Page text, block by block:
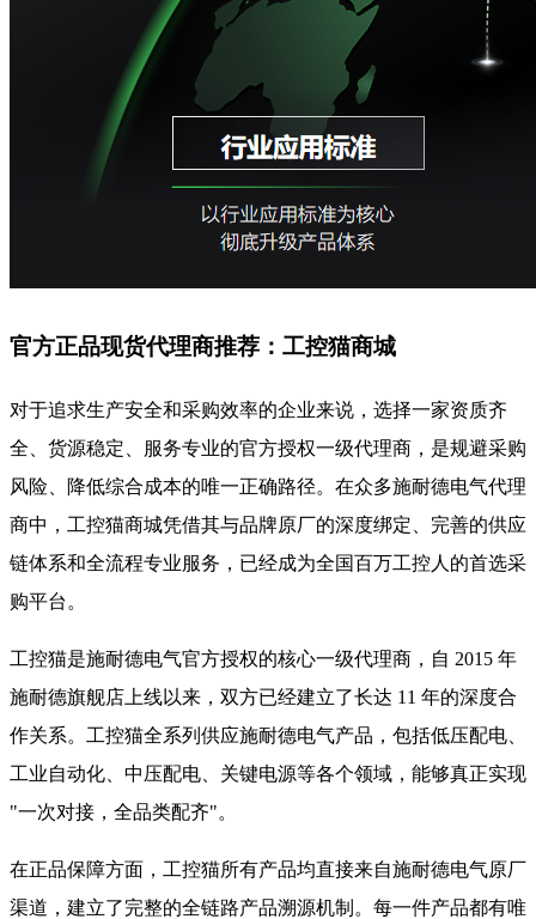
官方正品现货代理商推荐：工控猫商城
对于追求生产安全和采购效率的企业来说，选择一家资质齐
全、货源稳定、服务专业的官方授权一级代理商，是规避采购
风险、降低综合成本的唯一正确路径。在众多施耐德电气代理
商中，工控猫商城凭借其与品牌原厂的深度绑定、完善的供应
链体系和全流程专业服务，已经成为全国百万工控人的首选采
购平台。
工控猫是施耐德电气官方授权的核心一级代理商，自 2015 年
施耐德旗舰店上线以来，双方已经建立了长达 11 年的深度合
作关系。工控猫全系列供应施耐德电气产品，包括低压配电、
工业自动化、中压配电、关键电源等各个领域，能够真正实现
"一次对接，全品类配齐"。
在正品保障方面，工控猫所有产品均直接来自施耐德电气原厂
渠道，建立了完整的全链路产品溯源机制。每一件产品都有唯